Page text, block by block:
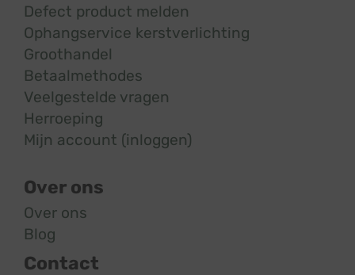
Defect product melden
Ophangservice kerstverlichting
Groothandel
Betaalmethodes
Veelgestelde vragen
Herroeping
Mijn account (inloggen)
Over ons
Over ons
Blog
Contact